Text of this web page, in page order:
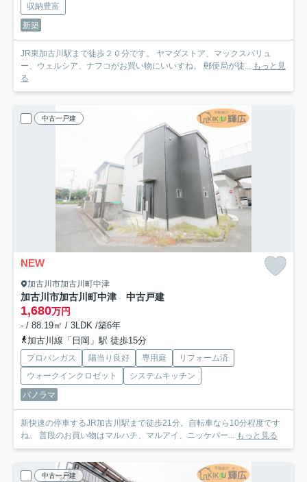
収納豊富
新築
JR東加古川駅まで徒歩２０分です。 ヤマダストア、マックスバリュ
ー、ウェルシア、ナフコがお買い物にいいすね。 郵便局が徒... もっと見
る
中古一戸建
NEW
加古川市加古川町中津
加古川市加古川町中津 中古戸建
1,680万円
- / 88.19㎡ / 3LDK /築6年
加古川線「日岡」駅 徒歩15分
プロパンガス 陽当り良好 専用庭
リフォーム済
ウォークインクロゼット
システムキッチン
パノラマ
新快速の停車するJR加古川駅まで徒歩21分。自転車なら10分程度です
ね。 普段のお買い物はマルハチ、マルアイ、ニッケパー... もっと見る
中古一戸建